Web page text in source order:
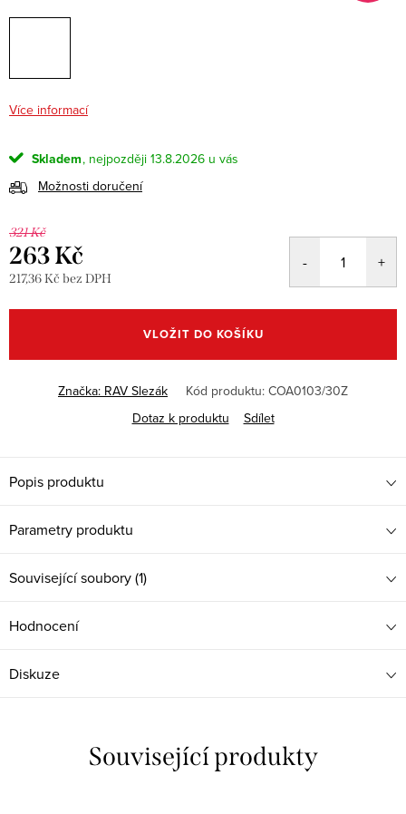
Více informací
Skladem
13.8.2026
Možnosti doručení
321 Kč
263 Kč
217,36 Kč bez DPH
cena:
VLOŽIT DO KOŠÍKU
Značka: RAV Slezák Kód produktu: COA0103/30Z
Dotaz k produktu
Sdílet
Popis produktu
Parametry produktu
Související soubory (1)
Hodnocení
Diskuze
Související produkty